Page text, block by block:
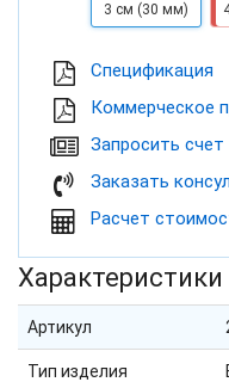
3 см (30 мм)
Cпецификация
Коммерческое
Запросить счет
Заказать
Расчет
Характеристики
Артикул
Тип изделия